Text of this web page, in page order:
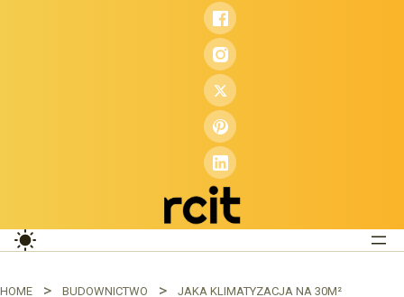
HOME BUDOWNICTWO JAKA KLIMATYZACJA NA 30M²